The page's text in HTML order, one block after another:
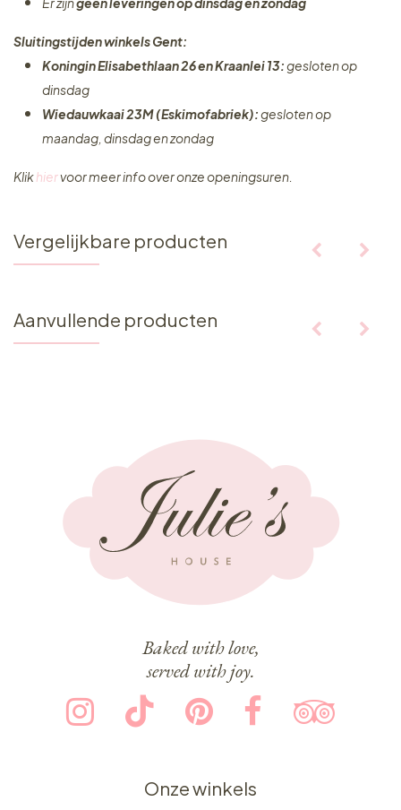
Sluitingstijden winkels Gent:
Koningin Elisabethlaan 26 en Kraanlei 13:gesloten op
dinsdag
Wiedauwkaai 23M (Eskimofabriek):gesloten op
maandag, dinsdag en zondag
Klikhiervoor meer info over onze openingsuren.
Vergelijkbare producten
Aanvullende producten
Baked with love,
served with joy.
Onze winkels